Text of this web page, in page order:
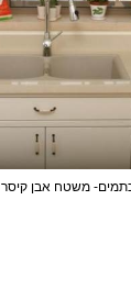
משטח אבן קיסר